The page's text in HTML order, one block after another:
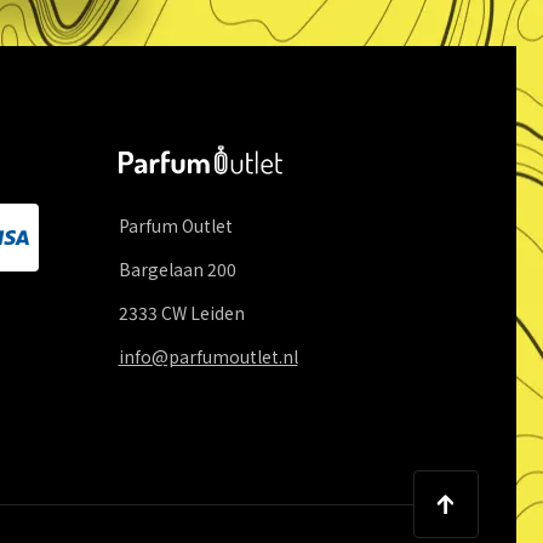
Parfum Outlet
Bargelaan 200
2333 CW Leiden
info@parfumoutlet.nl